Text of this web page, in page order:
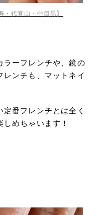
代官山・中目黒】
ラーフレンチや、鏡の
レンチも、マットネイ
番フレンチとは全く
しめちゃいます！